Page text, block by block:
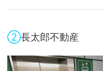
②長太郎不動産